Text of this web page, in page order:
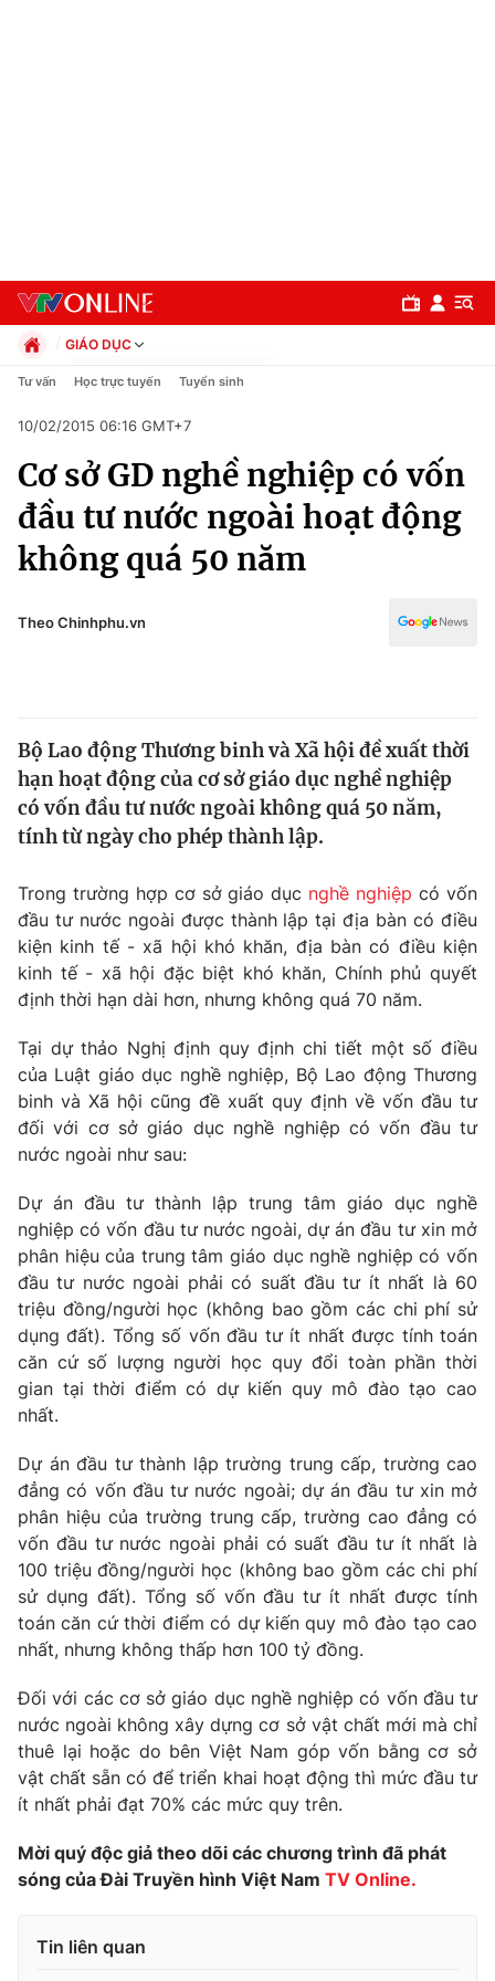
Chuyên mục
Chính trị
Xã hội
Pháp luật
Thế giới
Tin tức
Thế giới đó đây
Câu chuyện quốc tế
Kinh tế
Thị trường
Góc doanh nghiệp
Dữ liệu và đời sống
Truyền hình
Phim VTV
Hậu trường
Nhân vật
Khán giả
Giải trí
Điện ảnh
Âm nhạc
Sao
Đời sống
Du lịch
Làm đẹp
Chất lượng cuộc sống
Giáo dục
Học trực tuyến
Công nghệ
Hitech Công nghệ tương lai
Sản phẩm
Thị trường
Tư vấn
Giao lưu trực tuyến
Lịch phát sóng
Chuyên mục khác
Emagazine Podcast
Photo Infographic
Video Shorts video
VTV Money VTV Thể thao
VTV Sức khoẻ Bất động sản
Thị trường 24h Tấm lòng Việt
VTV4 Vươn mình bằng AI
GIÁO DỤC
Chính trị
Pháp luật
Kinh tế
Thể thao
Truyền hình
Văn hóa - Giải trí
Y tế
Công nghệ
Tư vấn Học trực tuyến Tuyển sinh
10/02/2015 06:16 GMT+7
Cơ sở GD nghề nghiệp có vốn
đầu tư nước ngoài hoạt động
không quá 50 năm
Theo Chinhphu.vn
Bộ Lao động Thương binh và Xã hội đề xuất thời
hạn hoạt động của cơ sở giáo dục nghề nghiệp
có vốn đầu tư nước ngoài không quá 50 năm,
tính từ ngày cho phép thành lập.
Trong trường hợp cơ sở giáo dục nghề nghiệp có vốn
đầu tư nước ngoài được thành lập tại địa bàn có điều
kiện kinh tế - xã hội khó khăn, địa bàn có điều kiện
kinh tế - xã hội đặc biệt khó khăn, Chính phủ quyết
định thời hạn dài hơn, nhưng không quá 70 năm.
Tại dự thảo Nghị định quy định chi tiết một số điều
của Luật giáo dục nghề nghiệp, Bộ Lao động Thương
binh và Xã hội cũng đề xuất quy định về vốn đầu tư
đối với cơ sở giáo dục nghề nghiệp có vốn đầu tư
nước ngoài như sau:
Dự án đầu tư thành lập trung tâm giáo dục nghề
nghiệp có vốn đầu tư nước ngoài, dự án đầu tư xin mở
phân hiệu của trung tâm giáo dục nghề nghiệp có vốn
đầu tư nước ngoài phải có suất đầu tư ít nhất là 60
triệu đồng/người học (không bao gồm các chi phí sử
dụng đất). Tổng số vốn đầu tư ít nhất được tính toán
căn cứ số lượng người học quy đổi toàn phần thời
gian tại thời điểm có dự kiến quy mô đào tạo cao
nhất.
Dự án đầu tư thành lập trường trung cấp, trường cao
đẳng có vốn đầu tư nước ngoài; dự án đầu tư xin mở
phân hiệu của trường trung cấp, trường cao đẳng có
vốn đầu tư nước ngoài phải có suất đầu tư ít nhất là
100 triệu đồng/người học (không bao gồm các chi phí
sử dụng đất). Tổng số vốn đầu tư ít nhất được tính
toán căn cứ thời điểm có dự kiến quy mô đào tạo cao
nhất, nhưng không thấp hơn 100 tỷ đồng.
Đối với các cơ sở giáo dục nghề nghiệp có vốn đầu tư
nước ngoài không xây dựng cơ sở vật chất mới mà chỉ
thuê lại hoặc do bên Việt Nam góp vốn bằng cơ sở
vật chất sẵn có để triển khai hoạt động thì mức đầu tư
ít nhất phải đạt 70% các mức quy trên.
Mời quý độc giả theo dõi các chương trình đã phát
sóng của Đài Truyền hình Việt Nam TV Online.
Tin liên quan